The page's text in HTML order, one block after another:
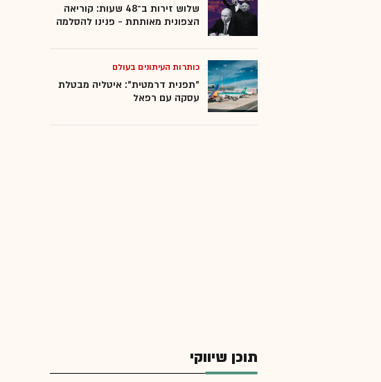
שלוש זירות ב־48 שעות: קוריאה
הצפונית מאותתת - פנינו להסלמה
כותרות העיתונים בעולם
"תפנית דרמטית": איטליה מבטלת
עסקה עם רפאל
תוכן שיווקי